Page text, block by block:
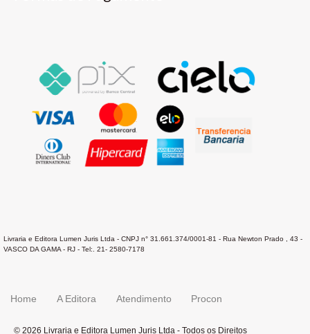
Livraria e Editora Lumen Juris Ltda - CNPJ n° 31.661.374/0001-81 - Rua Newton Prado , 43 -
VASCO DA GAMA - RJ - Tel:. 21- 2580-7178
Home A Editora Atendimento Procon
© 2026 Livraria e Editora Lumen Juris Ltda - Todos os Direitos